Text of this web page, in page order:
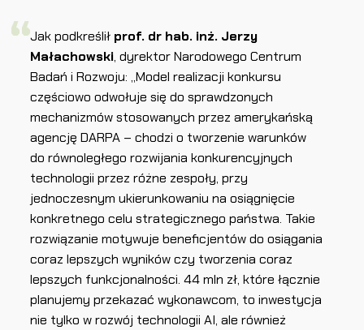
Jak podkreślił prof. dr hab. inż. Jerzy
Małachowski, dyrektor Narodowego Centrum
Badań i Rozwoju: „Model realizacji konkursu
częściowo odwołuje się do sprawdzonych
mechanizmów stosowanych przez amerykańską
agencję DARPA – chodzi o tworzenie warunków
do równoległego rozwijania konkurencyjnych
technologii przez różne zespoły, przy
jednoczesnym ukierunkowaniu na osiągnięcie
konkretnego celu strategicznego państwa. Takie
rozwiązanie motywuje beneficjentów do osiągania
coraz lepszych wyników czy tworzenia coraz
lepszych funkcjonalności. 44 mln zł, które łącznie
planujemy przekazać wykonawcom, to inwestycja
nie tylko w rozwój technologii AI, ale również